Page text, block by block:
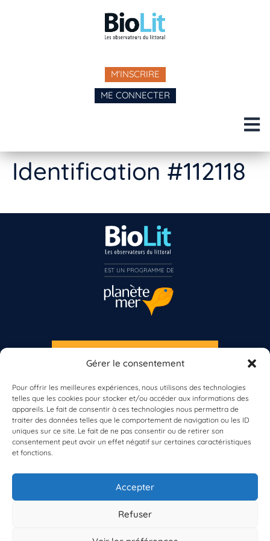
Gérer le consentement
Pour offrir les meilleures expériences, nous utilisons des technologies
telles que les cookies pour stocker et/ou accéder aux informations des
appareils. Le fait de consentir à ces technologies nous permettra de
traiter des données telles que le comportement de navigation ou les ID
uniques sur ce site. Le fait de ne pas consentir ou de retirer son
consentement peut avoir un effet négatif sur certaines caractéristiques
et fonctions.
Accepter
Refuser
M'INSCRIRE
ME CONNECTER
Identification #112118
À propos de BioLit
Vos données d'observation
Ressources
Résultats du programme
Contacts
S'INSCRIRE À LA NEWSLETTER
Vous n’êtes pas encore inscrit à Biolit ?